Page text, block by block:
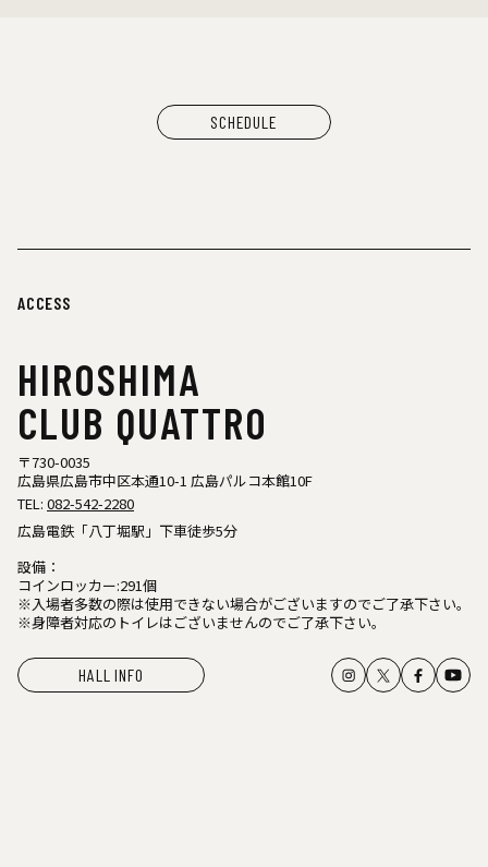
SCHEDULE
ACCESS
HIROSHIMA
CLUB QUATTRO
〒730-0035
広島県広島市中区本通10-1 広島パルコ本館10F
TEL: 082-542-2280
広島電鉄「八丁堀駅」下車徒歩5分
設備：
コインロッカー:291個
※入場者多数の際は使用できない場合がございますのでご了承下さい。
※身障者対応のトイレはございませんのでご了承下さい。
HALL INFO